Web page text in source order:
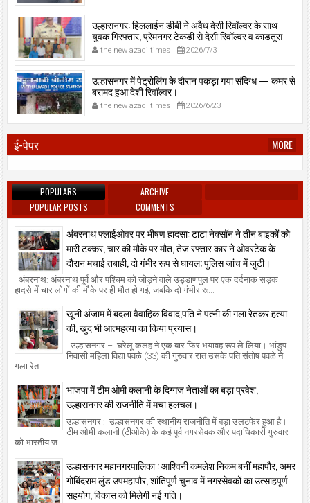
उल्हासनगर: हिललाईन डीबी ने अवैध देसी रिवॉल्वर के साथ
युवक गिरफ्तार, प्रेमनगर टेकडी से देसी रिवॉल्वर व काडतूस
जप्त, इलीगल हथियार साथ पकड़ा गया युवक एक दिन की
पोलीस कोठडी में।
the new azadi times 2026/7/3
उल्हासनगर में पेट्रोलिंग के दौरान पकड़ा गया संदिग्ध — कमर से
बरामद हुआ देशी रिवॉल्वर।
the new azadi times 2026/6/23
ई-पेपर MORE
POPULARS
ARCHIVE
POPULAR POSTS
COMMENTS
अंबरनाथ फ्लाईओवर पर भीषण हादसा: टाटा नेक्सॉन ने तीन बाइकों को
मारी टक्कर, चार की मौके पर मौत, तेज रफ्तार कार ने ओवरटेक के
दौरान मचाई तबाही, दो गंभीर रूप से घायल; पुलिस जांच में जुटी।
अंबरनाथ: अंबरनाथ पूर्व और पश्चिम को जोड़ने वाले उड्डाणपुल पर एक दर्दनाक सड़क
हादसे में चार लोगों की मौके पर ही मौत हो गई, जबकि दो गंभीर रू...
खूनी अंजाम में बदला वैवाहिक विवाद,पति ने पत्नी की गला रेतकर हत्या
की, खुद भी आत्महत्या का किया प्रयास।
उल्हासनगर – घरेलू कलह ने एक बार फिर भयावह रूप ले लिया। भांडुप
निवासी महिला विद्या पवळे (33) की गुरुवार रात उसके पति संतोष पवळे ने
गला रेत...
भाजपा में टीम ओमी कलानी के दिग्गज नेताओं का बड़ा प्रवेश,
उल्हासनगर की राजनीति में मचा हलचल।
उल्हासनगर : उल्हासनगर की स्थानीय राजनीति में बड़ा उलटफेर हुआ है।
टीम ओमी कलानी (टीओके) के कई पूर्व नगरसेवक और पदाधिकारी गुरुवार
को भारतीय ज...
उल्हासनगर महानगरपालिका : आश्विनी कमलेश निकम बनीं महापौर, अमर
गोबिंदराम लुंड उपमहापौर, शांतिपूर्ण चुनाव में नगरसेवकों का उत्साहपूर्ण
सहयोग, विकास को मिलेगी नई गति।